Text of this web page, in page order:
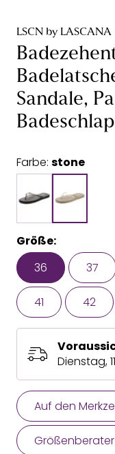
LSCN by LASCANA
Sandale,
Farbe: stone
Größe:
36
37
41 42
Dienstag,
Auf den
Größenberater